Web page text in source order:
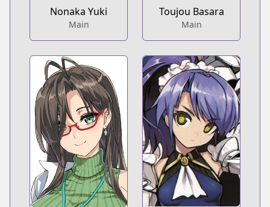
Nonaka Yuki
Main
Toujou Basara
Main